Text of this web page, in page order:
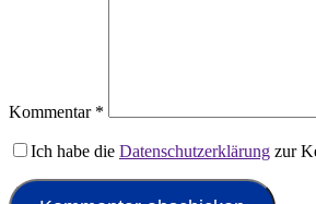
Kommentar *
Ich habe die Datenschutzerklärung zur